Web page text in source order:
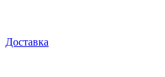
Доставка